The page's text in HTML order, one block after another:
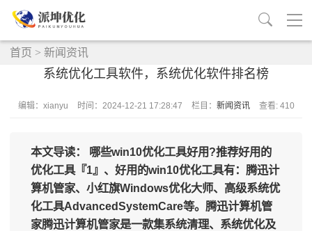
首页 > 新闻资讯
系统优化工具软件，系统优化软件排名榜
编辑：xianyu 时间：2024-12-21 17:28:47 栏目： 新闻资讯 查看: 410
本文导读： 哪些win10优化工具好用?推荐好用的
优化工具『1』、好用的win10优化工具有：腾迅计
算机管家、小红旗Windows优化大师、高级系统优
化工具AdvancedSystemCare等。腾迅计算机管
家腾迅计算机管家是一款集系统清理、系统优化及